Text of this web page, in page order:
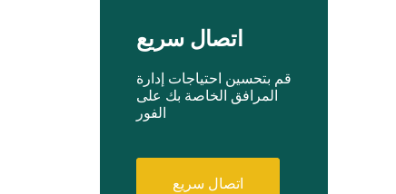
اتصال سريع
قم بتحسين احتياجات إدارة
المرافق الخاصة بك على
الفور
اتصال سريع